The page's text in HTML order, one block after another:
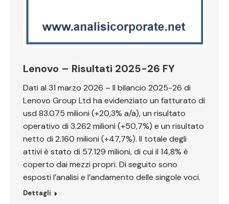
Lenovo – Risultati 2025-26 FY
Dati al 31 marzo 2026 – Il bilancio 2025-26 di
Lenovo Group Ltd ha evidenziato un fatturato di
usd 83.075 milioni (+20,3% a/a), un risultato
operativo di 3.262 milioni (+50,7%) e un risultato
netto di 2.160 milioni (+47,7%). Il totale degli
attivi è stato di 57.129 milioni, di cui il 14,8% è
coperto dai mezzi propri. Di seguito sono
esposti l’analisi e l’andamento delle singole voci.
Dettagli